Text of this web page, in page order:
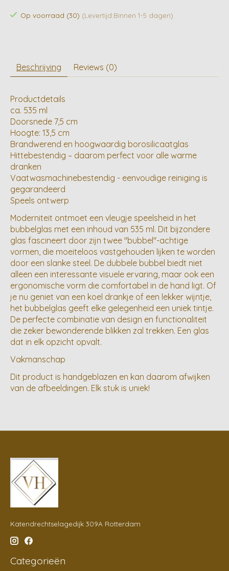
Op voorraad (30) (Levertijd:Binnen 1-5 dagen)
Beschrijving Reviews (0)
Productdetails
ca. 535 ml
Doorsnede 7,5 cm
Hoogte: 13,5 cm
Brandwerend en hoogwaardig borosilicaatglas
Hittebestendig – daarom perfect voor alle warme
dranken
Vaatwasmachinebestendig - eenvoudige reiniging is
gegarandeerd
Speels ontwerp
Moderniteit ontmoet een vleugje speelsheid in het
bubbelglas met een inhoud van 535 ml. Dit bijzondere
glas fascineert door zijn twee "bubbel"-achtige
vormen, die moeiteloos vastgehouden lijken te worden
door een slanke steel. De dubbele bubbel biedt niet
alleen een interessante visuele ervaring, maar ook een
ergonomische vorm die comfortabel in de hand ligt. Of
je nu geniet van een koel drankje of een lekker wijntje,
het bubbelglas geeft elke gelegenheid een uniek tintje.
De perfecte combinatie van design en functionaliteit
die zeker bewonderende blikken zal trekken. Een glas
dat in elk opzicht opvalt.
Vakmanschap
Dit product is handgeblazen en kan daarom afwijken
van de afbeeldingen. Elk stuk is uniek!
Katendrechtselagedijk 309A Rotterdam
Categorieën